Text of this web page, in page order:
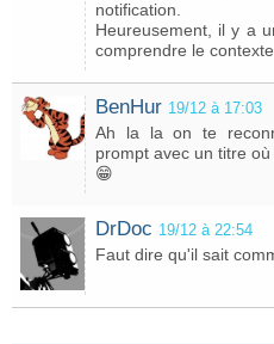
notification.
Heureusement, il y a
comprendre le
BenHur 19/12 à 17:03
Ah la la on te
prompt avec un titre
😁
DrDoc 19/12 à 22:54
Faut dire qu'il sait